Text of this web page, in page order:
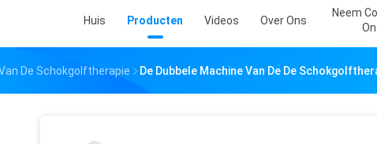
Huis Producten Videos Over Ons
Neem
De Schokgolftherapie De Dubbele Machine Van De De